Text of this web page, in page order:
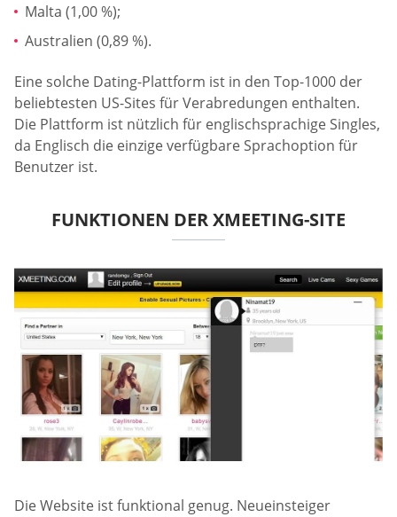
Malta (1,00 %);
Australien (0,89 %).
Eine solche Dating-Plattform ist in den Top-1000 der
beliebtesten US-Sites für Verabredungen enthalten.
Die Plattform ist nützlich für englischsprachige Singles,
da Englisch die einzige verfügbare Sprachoption für
Benutzer ist.
FUNKTIONEN DER XMEETING-SITE
Die Website ist funktional genug. Neueinsteiger